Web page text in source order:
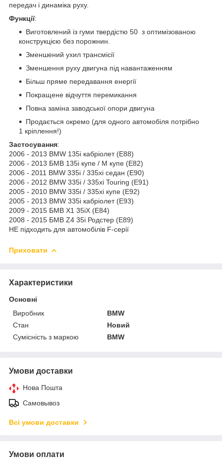
передач і динаміка руху.
Функції:
Виготовлений із гуми твердістю 50 з оптимізованою
конструкцією без порожнин.
Зменшений ухил трансмісії
Зменшення руху двигуна під навантаженням
Більш пряме передавання енергії
Покращене відчуття перемикання
Повна заміна заводської опори двигуна
Продається окремо (для одного автомобіля потрібно
1 кріплення!)
Застосування:
2006 - 2013 BMW 135i кабріолет (E88)
2006 - 2013 БМВ 135i купе / М купе (E82)
2006 - 2011 BMW 335i / 335xi седан (E90)
2006 - 2012 BMW 335i / 335xi Touring (E91)
2005 - 2010 BMW 335i / 335xi купе (E92)
2005 - 2013 BMW 335i кабріолет (E93)
2009 - 2015 БМВ Х1 35iX (Е84)
2008 - 2015 БМВ Z4 35i Родстер (Е89)
НЕ підходить для автомобілів F-серії
Приховати
Характеристики
Основні
Виробник
BMW
Стан
Новий
Сумісність з маркою
BMW
Умови доставки
Нова Пошта
Самовывоз
Всі умови доставки
Умови оплати